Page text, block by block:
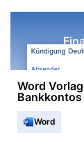
Word
Word